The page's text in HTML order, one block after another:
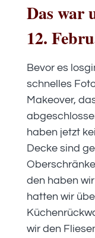
Das war
12.
Bevor es
schnelles
Makeover,
haben jetzt
Decke sind
den haben
hatten wir
wir den